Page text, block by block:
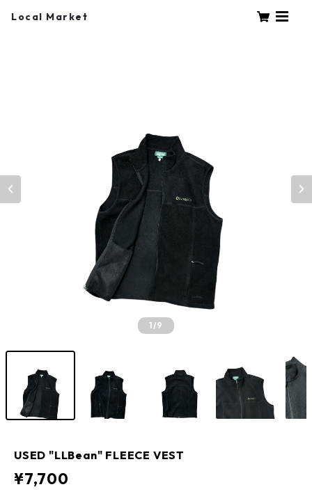
Local Market
1/9
USED "LLBean" FLEECE VEST
¥7,700